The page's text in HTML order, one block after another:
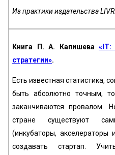
Из практики издательства
Книга П. А. Капишева «IT:
стратегии».
Есть известная статистика,
быть абсолютно точным,
заканчиваются провалом.
стране существуют
(инкубаторы,
создавать стартап.